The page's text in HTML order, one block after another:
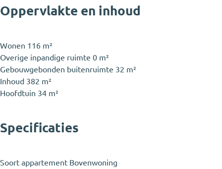
Oppervlakte en inhoud
Wonen 116 m²
Overige inpandige ruimte 0 m²
Gebouwgebonden buitenruimte 32 m²
Inhoud 382 m²
Hoofdtuin 34 m²
Specificaties
Soort appartement Bovenwoning